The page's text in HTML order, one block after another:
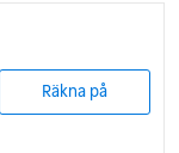
Räkna på